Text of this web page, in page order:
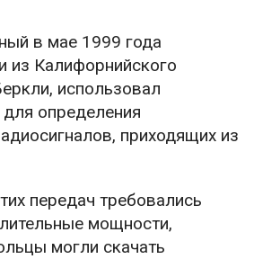
в мае 1999 года
из Калифорнийского
использовал
определения
приходящих из
передач требовались
мощности,
могли скачать